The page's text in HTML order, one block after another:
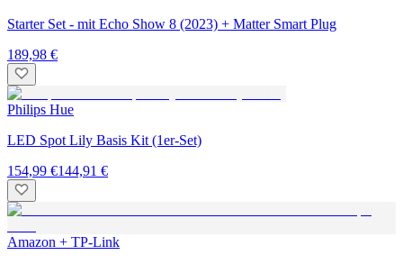
Starter Set - mit Echo Show 8 (2023) + Matter Smart Plug
189,98 €
Philips Hue
LED Spot Lily Basis Kit (1er-Set)
154,99 €144,91 €
Amazon + TP-Link